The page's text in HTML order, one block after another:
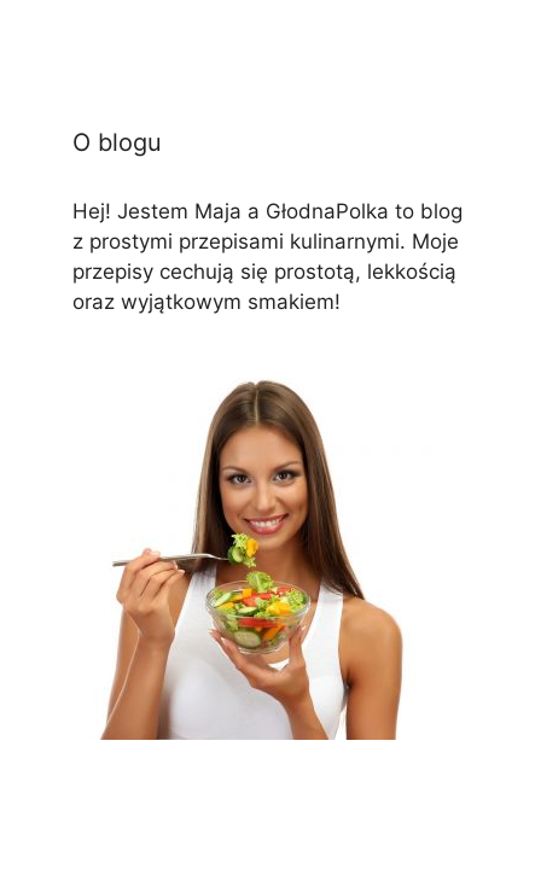
O blogu
Hej! Jestem Maja a GłodnaPolka to blog
z prostymi przepisami kulinarnymi. Moje
przepisy cechują się prostotą, lekkością
oraz wyjątkowym smakiem!